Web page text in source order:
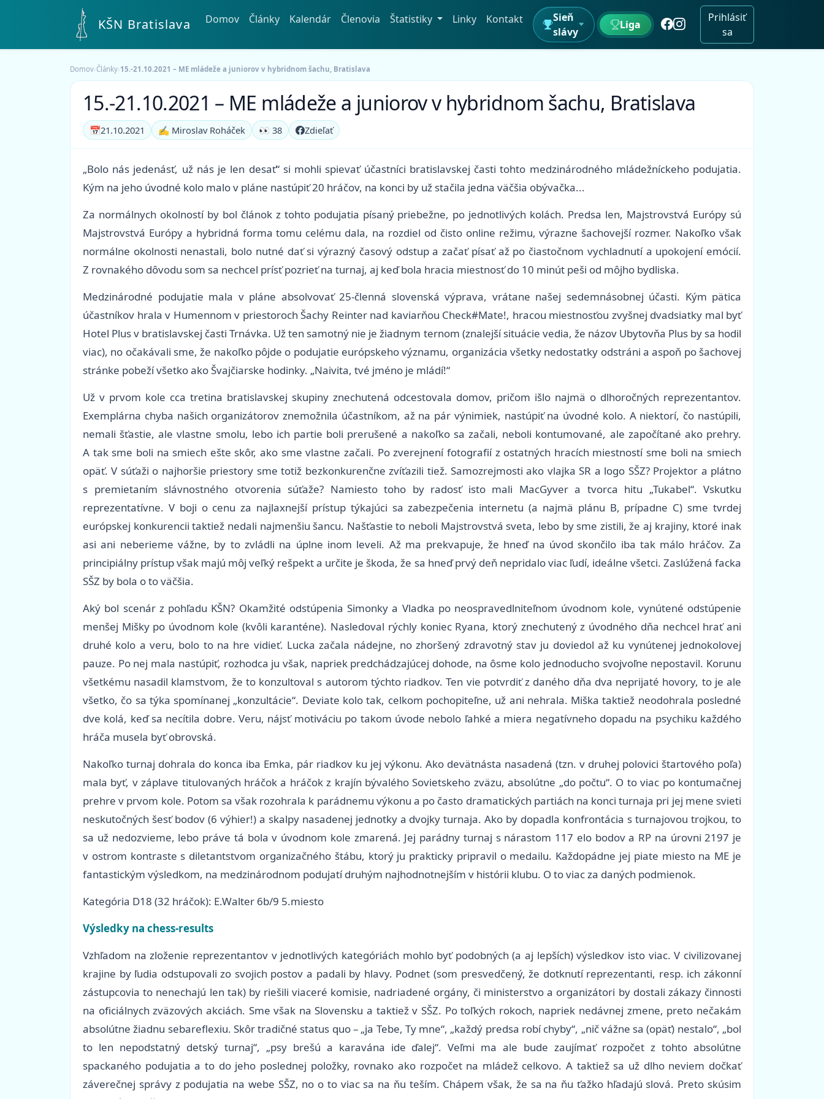
KŠN Bratislava Domov Články Kalendár Členovia Štatistiky Linky Kontakt
Sieň
slávy
Liga
Prihlásiť
sa
Domov›Články›15.-21.10.2021 – ME mládeže a juniorov v hybridnom šachu, Bratislava
15.-21.10.2021 – ME mládeže a juniorov v hybridnom šachu, Bratislava
📅21.10.2021 ✍️ Miroslav Roháček 👀 38 Zdieľať
„Bolo nás jedenásť, už nás je len desať“ si mohli spievať účastníci bratislavskej časti tohto medzinárodného mládežníckeho podujatia.
Kým na jeho úvodné kolo malo v pláne nastúpiť 20 hráčov, na konci by už stačila jedna väčšia obývačka...
Za normálnych okolností by bol článok z tohto podujatia písaný priebežne, po jednotlivých kolách. Predsa len, Majstrovstvá Európy sú
Majstrovstvá Európy a hybridná forma tomu celému dala, na rozdiel od čisto online režimu, výrazne šachovejší rozmer. Nakoľko však
normálne okolnosti nenastali, bolo nutné dať si výrazný časový odstup a začať písať až po čiastočnom vychladnutí a upokojení emócií.
Z rovnakého dôvodu som sa nechcel prísť pozrieť na turnaj, aj keď bola hracia miestnosť do 10 minút peši od môjho bydliska.
Medzinárodné podujatie mala v pláne absolvovať 25-členná slovenská výprava, vrátane našej sedemnásobnej účasti. Kým pätica
účastníkov hrala v Humennom v priestoroch Šachy Reinter nad kaviarňou Check#Mate!, hracou miestnosťou zvyšnej dvadsiatky mal byť
Hotel Plus v bratislavskej časti Trnávka. Už ten samotný nie je žiadnym ternom (znalejší situácie vedia, že názov Ubytovňa Plus by sa hodil
viac), no očakávali sme, že nakoľko pôjde o podujatie európskeho významu, organizácia všetky nedostatky odstráni a aspoň po šachovej
stránke pobeží všetko ako Švajčiarske hodinky. „Naivita, tvé jméno je mládí!“
Už v prvom kole cca tretina bratislavskej skupiny znechutená odcestovala domov, pričom išlo najmä o dlhoročných reprezentantov.
Exemplárna chyba našich organizátorov znemožnila účastníkom, až na pár výnimiek, nastúpiť na úvodné kolo. A niektorí, čo nastúpili,
nemali šťastie, ale vlastne smolu, lebo ich partie boli prerušené a nakoľko sa začali, neboli kontumované, ale započítané ako prehry.
A tak sme boli na smiech ešte skôr, ako sme vlastne začali. Po zverejnení fotografií z ostatných hracích miestností sme boli na smiech
opäť. V súťaži o najhoršie priestory sme totiž bezkonkurenčne zvíťazili tiež. Samozrejmosti ako vlajka SR a logo SŠZ? Projektor a plátno
s premietaním slávnostného otvorenia súťaže? Namiesto toho by radosť isto mali MacGyver a tvorca hitu „Tukabel“. Vskutku
reprezentatívne. V boji o cenu za najlaxnejší prístup týkajúci sa zabezpečenia internetu (a najmä plánu B, prípadne C) sme tvrdej
európskej konkurencii taktiež nedali najmenšiu šancu. Našťastie to neboli Majstrovstvá sveta, lebo by sme zistili, že aj krajiny, ktoré inak
asi ani neberieme vážne, by to zvládli na úplne inom leveli. Až ma prekvapuje, že hneď na úvod skončilo iba tak málo hráčov. Za
principiálny prístup však majú môj veľký rešpekt a určite je škoda, že sa hneď prvý deň nepridalo viac ľudí, ideálne všetci. Zaslúžená facka
SŠZ by bola o to väčšia.
Aký bol scenár z pohľadu KŠN? Okamžité odstúpenia Simonky a Vladka po neospravedlniteľnom úvodnom kole, vynútené odstúpenie
menšej Mišky po úvodnom kole (kvôli karanténe). Nasledoval rýchly koniec Ryana, ktorý znechutený z úvodného dňa nechcel hrať ani
druhé kolo a veru, bolo to na hre vidieť. Lucka začala nádejne, no zhoršený zdravotný stav ju doviedol až ku vynútenej jednokolovej
pauze. Po nej mala nastúpiť, rozhodca ju však, napriek predchádzajúcej dohode, na ôsme kolo jednoducho svojvoľne nepostavil. Korunu
všetkému nasadil klamstvom, že to konzultoval s autorom týchto riadkov. Ten vie potvrdiť z daného dňa dva neprijaté hovory, to je ale
všetko, čo sa týka spomínanej „konzultácie“. Deviate kolo tak, celkom pochopiteľne, už ani nehrala. Miška taktiež neodohrala posledné
dve kolá, keď sa necítila dobre. Veru, nájsť motiváciu po takom úvode nebolo ľahké a miera negatívneho dopadu na psychiku každého
hráča musela byť obrovská.
Nakoľko turnaj dohrala do konca iba Emka, pár riadkov ku jej výkonu. Ako devätnásta nasadená (tzn. v druhej polovici štartového poľa)
mala byť, v záplave titulovaných hráčok a hráčok z krajín bývalého Sovietskeho zväzu, absolútne „do počtu“. O to viac po kontumačnej
prehre v prvom kole. Potom sa však rozohrala k parádnemu výkonu a po často dramatických partiách na konci turnaja pri jej mene svieti
neskutočných šesť bodov (6 výhier!) a skalpy nasadenej jednotky a dvojky turnaja. Ako by dopadla konfrontácia s turnajovou trojkou, to
sa už nedozvieme, lebo práve tá bola v úvodnom kole zmarená. Jej parádny turnaj s nárastom 117 elo bodov a RP na úrovni 2197 je
v ostrom kontraste s diletantstvom organizačného štábu, ktorý ju prakticky pripravil o medailu. Každopádne jej piate miesto na ME je
fantastickým výsledkom, na medzinárodnom podujatí druhým najhodnotnejším v histórii klubu. O to viac za daných podmienok.
Kategória D18 (32 hráčok): E.Walter 6b/9 5.miesto
Výsledky na chess-results
Vzhľadom na zloženie reprezentantov v jednotlivých kategóriách mohlo byť podobných (a aj lepších) výsledkov isto viac. V civilizovanej
krajine by ľudia odstupovali zo svojich postov a padali by hlavy. Podnet (som presvedčený, že dotknutí reprezentanti, resp. ich zákonní
zástupcovia to nenechajú len tak) by riešili viaceré komisie, nadriadené orgány, či ministerstvo a organizátori by dostali zákazy činnosti
na oficiálnych zväzových akciách. Sme však na Slovensku a taktiež v SŠZ. Po toľkých rokoch, napriek nedávnej zmene, preto nečakám
absolútne žiadnu sebareflexiu. Skôr tradičné status quo – „ja Tebe, Ty mne“, „každý predsa robí chyby“, „nič vážne sa (opäť) nestalo“, „bol
to len nepodstatný detský turnaj“, „psy brešú a karavána ide ďalej“. Veľmi ma ale bude zaujímať rozpočet z tohto absolútne
spackaného podujatia a to do jeho poslednej položky, rovnako ako rozpočet na mládež celkovo. A taktiež sa už dlho neviem dočkať
záverečnej správy z podujatia na webe SŠZ, no o to viac sa na ňu teším. Chápem však, že sa na ňu ťažko hľadajú slová. Preto skúsim